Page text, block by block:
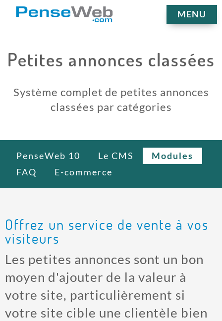
MENU
Petites annonces classées
Système complet de petites annonces
classées par catégories
PenseWeb 10 Le CMS
Modules
FAQ
E-commerce
Offrez un service de vente à vos
visiteurs
Les petites annonces sont un bon
moyen d'ajouter de la valeur à
votre site, particulièrement si
votre site cible une clientèle bien